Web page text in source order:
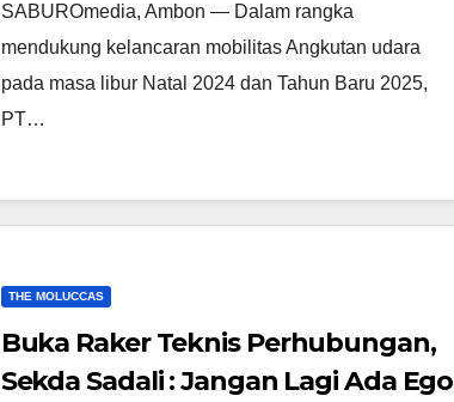
SABUROmedia, Ambon — Dalam rangka
mendukung kelancaran mobilitas Angkutan udara
pada masa libur Natal 2024 dan Tahun Baru 2025,
PT…
THE MOLUCCAS
Buka Raker Teknis Perhubungan,
Sekda Sadali : Jangan Lagi Ada Ego